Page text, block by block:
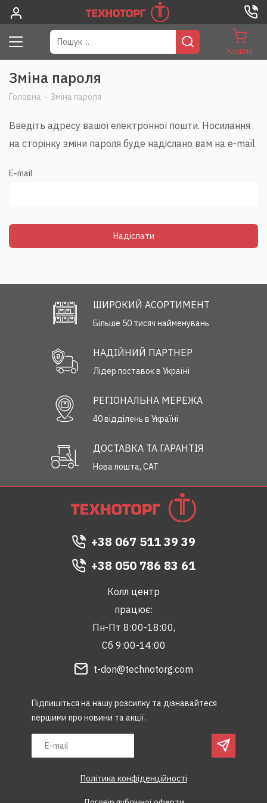
Кошик
Зміна пароля
Головна - Зміна пароля
Введіть адресу вашої електронної пошти. Hосилання
на сторінку зміни пароля буде надіслано вам на e-mail
E-mail
Надіслати
ШИРОКИЙ АСОРТИМЕНТ
Більше 50 тисяч найменувань
НАДІЙНИЙ ПАРТНЕР
Лідер поставок в Україні
РЕГІОНАЛЬНА МЕРЕЖА
40 відділень в Україні
ДОСТАВКА ТА ГАРАНТІЯ
Нова пошта, САТ
Підпишіться на нашу розсилку та дізнавайтеся
першими про новини та акції.
+38 067 511 39 39
+38 050 786 83 61
Колл центр
працює:
Пн-Пт 8:00-18:00,
Сб 9:00-14:00
t-don@technotorg.com
Політика конфіденційності